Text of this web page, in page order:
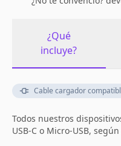
¿Qué
incluye?
Cable cargador
Todos nuestros
USB-C o Micro-USB,